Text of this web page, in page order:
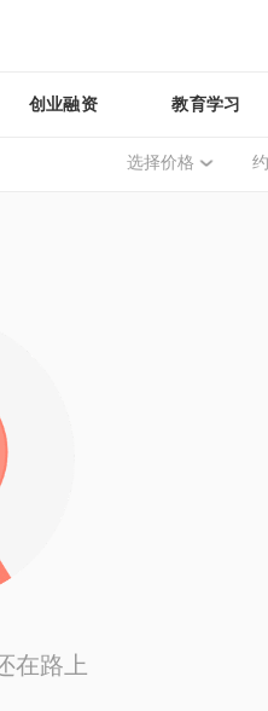
创业融资 教育学习
选择价格
在路上